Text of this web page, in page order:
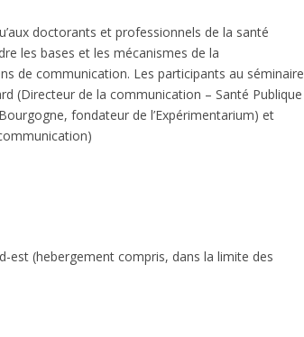
doctorants et professionnels de la santé
les bases et les mécanismes de la
de communication. Les participants au séminaire
(Directeur de la communication – Santé Publique
fondateur de l’Expérimentarium) et
est (hebergement compris, dans la limite des